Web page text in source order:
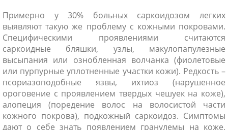
Примерно у 30% больных саркоидозом легких
выявляют такую же проблему с кожными покровами.
Специфическими проявлениями считаются
саркоидные бляшки, узлы, макулопапулезные
высыпания или ознобленная волчанка (фиолетовые
или пурпурные уплотненные участки кожи). Редкость –
псориазоподобные язвы, ихтиоз (нарушенное
ороговение с проявлением твердых чешуек на коже),
алопеция (поредение волос на волосистой части
кожного покрова), подкожный саркоидоз. Симптомы
дают о себе знать появлением гранулемы на коже,